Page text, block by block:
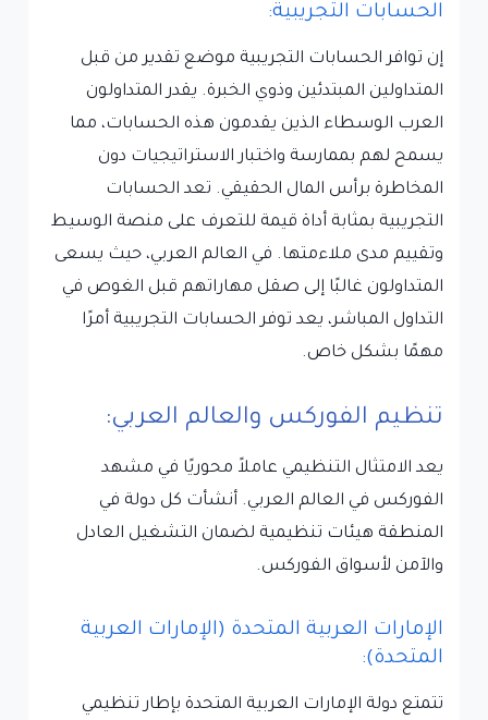
الحسابات التجريبية:
إن توافر الحسابات التجريبية موضع تقدير من قبل
المتداولين المبتدئين وذوي الخبرة. يقدر المتداولون
العرب الوسطاء الذين يقدمون هذه الحسابات، مما
يسمح لهم بممارسة واختبار الاستراتيجيات دون
المخاطرة برأس المال الحقيقي. تعد الحسابات
التجريبية بمثابة أداة قيمة للتعرف على منصة الوسيط
وتقييم مدى ملاءمتها. في العالم العربي، حيث يسعى
المتداولون غالبًا إلى صقل مهاراتهم قبل الغوص في
التداول المباشر، يعد توفر الحسابات التجريبية أمرًا
مهمًا بشكل خاص.
تنظيم الفوركس والعالم العربي:
يعد الامتثال التنظيمي عاملاً محوريًا في مشهد
الفوركس في العالم العربي. أنشأت كل دولة في
المنطقة هيئات تنظيمية لضمان التشغيل العادل
والآمن لأسواق الفوركس.
الإمارات العربية المتحدة (الإمارات العربية
المتحدة):
تتمتع دولة الإمارات العربية المتحدة بإطار تنظيمي